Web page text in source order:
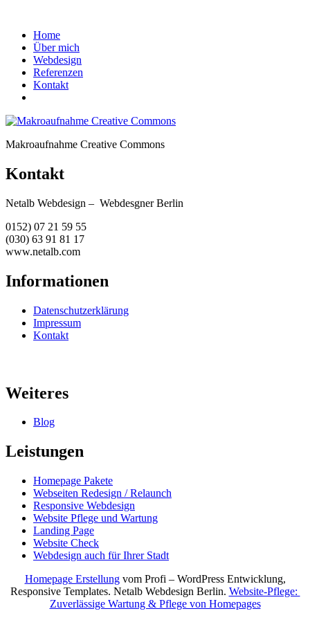
Home
Über mich
Webdesign
Referenzen
Kontakt
Makroaufnahme Creative Commons
Kontakt
Netalb Webdesign – Webdesgner Berlin
0152) 07 21 59 55
(030) 63 91 81 17
www.netalb.com
Informationen
Datenschutzerklärung
Impressum
Kontakt
Weiteres
Blog
Leistungen
Homepage Pakete
Webseiten Redesign / Relaunch
Responsive Webdesign
Website Pflege und Wartung
Landing Page
Website Check
Webdesign auch für Ihrer Stadt
Homepage Erstellungvom Profi – WordPress Entwicklung,
Responsive Templates. Netalb Webdesign Berlin. Website-Pflege:
Zuverlässige Wartung & Pflege von Homepages